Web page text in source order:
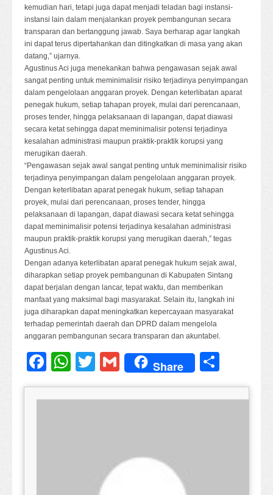
kemudian hari, tetapi juga dapat menjadi teladan bagi instansi-
instansi lain dalam menjalankan proyek pembangunan secara
transparan dan bertanggung jawab. Saya berharap agar langkah
ini dapat terus dipertahankan dan ditingkatkan di masa yang akan
datang,” ujarnya.
Agustinus Aci juga menekankan bahwa pengawasan sejak awal
sangat penting untuk meminimalisir risiko terjadinya penyimpangan
dalam pengelolaan anggaran proyek. Dengan keterlibatan aparat
penegak hukum, setiap tahapan proyek, mulai dari perencanaan,
proses tender, hingga pelaksanaan di lapangan, dapat diawasi
secara ketat sehingga dapat meminimalisir potensi terjadinya
kesalahan administrasi maupun praktik-praktik korupsi yang
merugikan daerah.
“Pengawasan sejak awal sangat penting untuk meminimalisir risiko
terjadinya penyimpangan dalam pengelolaan anggaran proyek.
Dengan keterlibatan aparat penegak hukum, setiap tahapan
proyek, mulai dari perencanaan, proses tender, hingga
pelaksanaan di lapangan, dapat diawasi secara ketat sehingga
dapat meminimalisir potensi terjadinya kesalahan administrasi
maupun praktik-praktik korupsi yang merugikan daerah,” tegas
Agustinus Aci.
Dengan adanya keterlibatan aparat penegak hukum sejak awal,
diharapkan setiap proyek pembangunan di Kabupaten Sintang
dapat berjalan dengan lancar, tepat waktu, dan memberikan
manfaat yang maksimal bagi masyarakat. Selain itu, langkah ini
juga diharapkan dapat meningkatkan kepercayaan masyarakat
terhadap pemerintah daerah dan DPRD dalam mengelola
anggaran pembangunan secara transparan dan akuntabel.
Facebook
WhatsApp
TwitterGmail
Share